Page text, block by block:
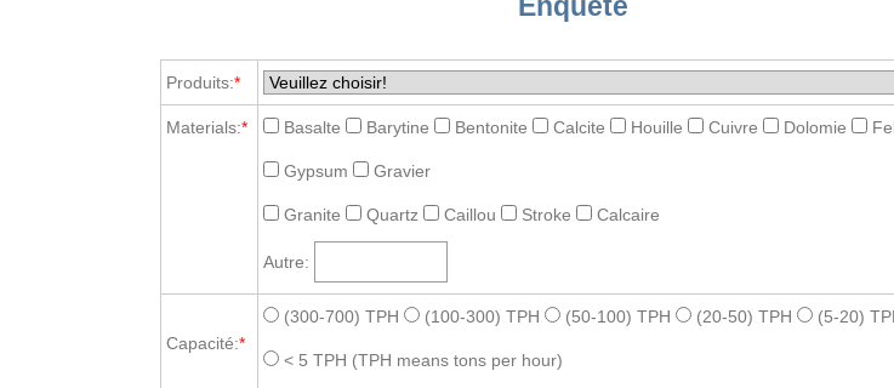
Produits:*
Materials:* Basalte Barytine Bentonite Calcite Houille Cuivre Dolomie
Gypsum Gravier
Granite Quartz Caillou Stroke Calcaire
Autre:
Capacité:*
(300-700) TPH (100-300) TPH (50-100) TPH (20-50) TPH (5-20)
< 5 TPH (TPH means tons per hour)